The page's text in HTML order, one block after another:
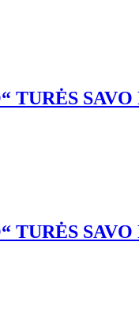
TURĖS
TURĖS